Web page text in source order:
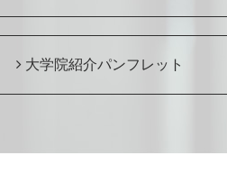
大学院紹介パンフレット